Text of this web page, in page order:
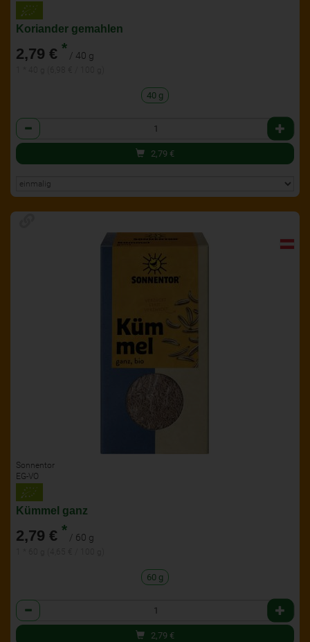
Koriander gemahlen
2,79 € * / 40 g
40 g
Anzahl
2,79 €
Sonnentor
EG-VO
Kümmel ganz
2,79 € * / 60 g
60 g
Anzahl
2,79 €